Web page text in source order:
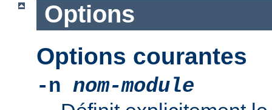
Options
Options courantes
-n nom-module